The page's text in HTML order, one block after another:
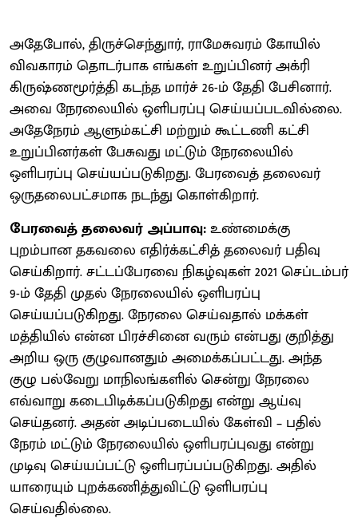
அதேபோல், திருச்செந்துார், ராமேசுவரம் கோயில்
விவகாரம் தொடர்பாக எங்கள் உறுப்பினர் அக்ரி
கிருஷ்ணமூர்த்தி கடந்த மார்ச் 26-ம் தேதி பேசினார்.
அவை நேரலையில் ஒளிபரப்பு செய்யப்படவில்லை.
அதேநேரம் ஆளும்கட்சி மற்றும் கூட்டணி கட்சி
உறுப்பினர்கள் பேசுவது மட்டும் நேரலையில்
ஒளிபரப்பு செய்யப்படுகிறது. பேரவைத் தலைவர்
ஒருதலைபட்சமாக நடந்து கொள்கிறார்.
பேரவைத் தலைவர் அப்பாவு:உண்மைக்கு
புறம்பான தகவலை எதிர்க்கட்சித் தலைவர் பதிவு
செய்கிறார். சட்டப்பேரவை நிகழ்வுகள் 2021 செப்டம்பர்
9-ம் தேதி முதல் நேரலையில் ஒளிபரப்பு
செய்யப்படுகிறது. நேரலை செய்வதால் மக்கள்
மத்தியில் என்ன பிரச்சினை வரும் என்பது குறித்து
அறிய ஒரு குழுவானதும் அமைக்கப்பட்டது. அந்த
குழு பல்வேறு மாநிலங்களில் சென்று நேரலை
எவ்வாறு கடைபிடிக்கப்படுகிறது என்று ஆய்வு
செய்தனர். அதன் அடிப்படையில் கேள்வி – பதில்
நேரம் மட்டும் நேரலையில் ஒளிபரப்புவது என்று
முடிவு செய்யப்பட்டு ஒளிபரப்பப்படுகிறது. அதில்
யாரையும் புறக்கணித்துவிட்டு ஒளிபரப்பு
செய்வதில்லை.